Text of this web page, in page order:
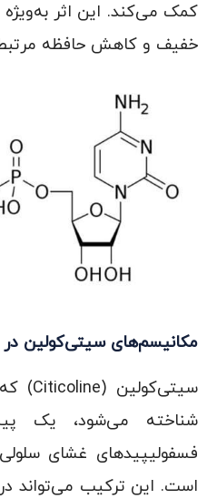
کمک می‌کند. این اثر به‌ویژه
خفیف و کاهش حافظه
مکانیسم‌های سیتی‌کولین در
شناخته می‌شود، یک
فسفولیپیدهای غشای
است. این ترکیب می‌تواند